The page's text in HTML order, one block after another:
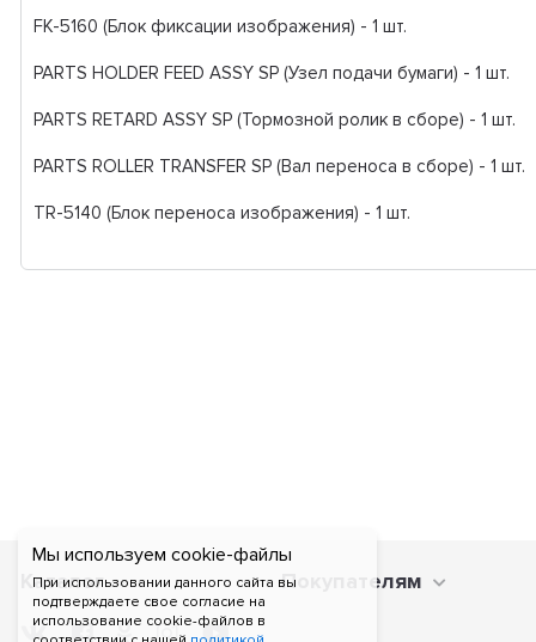
Мы используем cookie-файлы
При использовании данного сайта вы
подтверждаете свое согласие на
использование cookie-файлов в
FK-5160 (Блок фиксации изображения) - 1 шт.
PARTS HOLDER FEED ASSY SP (Узел подачи бумаги) - 1 шт.
PARTS RETARD ASSY SP (Тормозной ролик в сборе) - 1 шт.
PARTS ROLLER TRANSFER SP (Вал переноса в сборе) - 1 шт.
TR-5140 (Блок переноса изображения) - 1 шт.
Каталог Покупателям